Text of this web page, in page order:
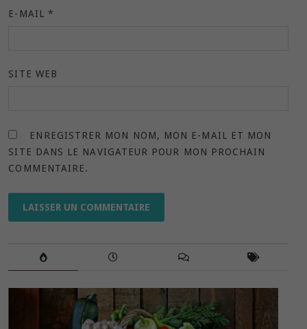
E-MAIL *
SITE WEB
ENREGISTRER MON NOM, MON E-MAIL ET MON
SITE DANS LE NAVIGATEUR POUR MON PROCHAIN
COMMENTAIRE.